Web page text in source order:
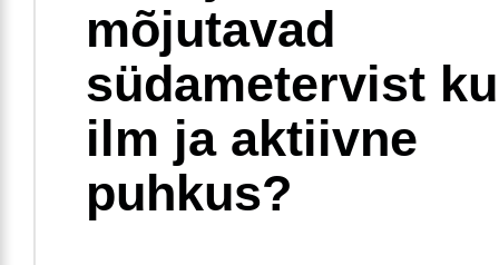
mõjutavad
südametervist
ilm ja aktiivne
puhkus?